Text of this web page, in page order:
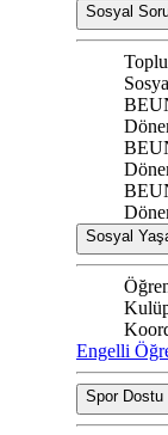
Sosyal
Sosyal
Engelli
Spor